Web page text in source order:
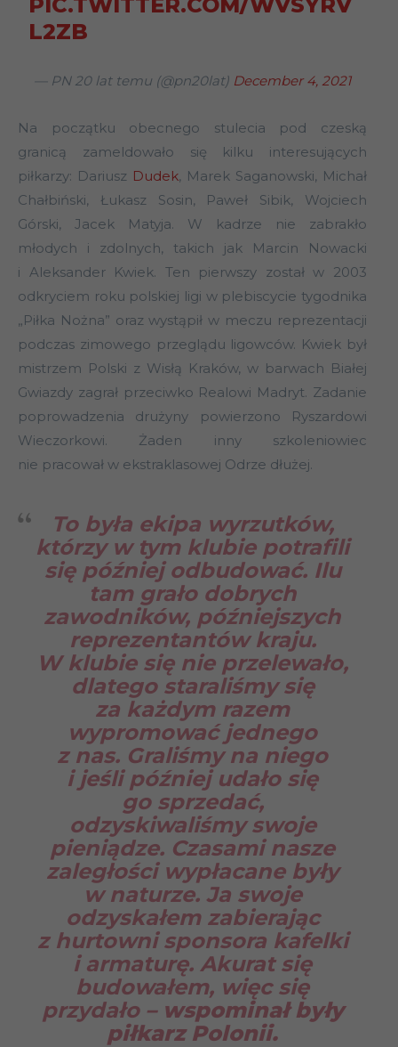
L2ZB
— PN 20 lat temu (@pn20lat) December 4, 2021
Na początku obecnego stulecia pod czeską
granicą zameldowało się kilku interesujących
piłkarzy: Dariusz Dudek, Marek Saganowski, Michał
Chałbiński, Łukasz Sosin, Paweł Sibik, Wojciech
Górski, Jacek Matyja. W kadrze nie zabrakło
młodych i zdolnych, takich jak Marcin Nowacki
i Aleksander Kwiek. Ten pierwszy został w 2003
odkryciem roku polskiej ligi w plebiscycie tygodnika
„Piłka Nożna” oraz wystąpił w meczu reprezentacji
podczas zimowego przeglądu ligowców. Kwiek był
mistrzem Polski z Wisłą Kraków, w barwach Białej
Gwiazdy zagrał przeciwko Realowi Madryt. Zadanie
poprowadzenia drużyny powierzono Ryszardowi
Wieczorkowi. Żaden inny szkoleniowiec
nie pracował w ekstraklasowej Odrze dłużej.
To była ekipa wyrzutków,
którzy w tym klubie potrafili
się później odbudować. Ilu
tam grało dobrych
zawodników, późniejszych
reprezentantów kraju.
W klubie się nie przelewało,
dlatego staraliśmy się
za każdym razem
wypromować jednego
z nas. Graliśmy na niego
i jeśli później udało się
go sprzedać,
odzyskiwaliśmy swoje
pieniądze. Czasami nasze
zaległości wypłacane były
w naturze. Ja swoje
odzyskałem zabierając
z hurtowni sponsora kafelki
i armaturę. Akurat się
budowałem, więc się
przydało– wspominał były
piłkarz Polonii.